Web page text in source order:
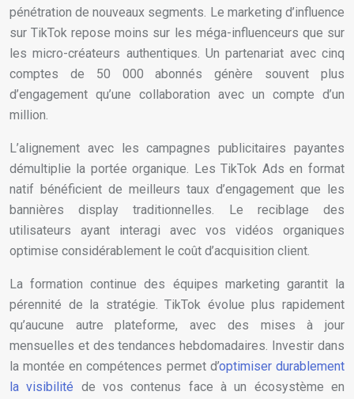
pénétration de nouveaux segments. Le marketing d’influence
sur TikTok repose moins sur les méga-influenceurs que sur
les micro-créateurs authentiques. Un partenariat avec cinq
comptes de 50 000 abonnés génère souvent plus
d’engagement qu’une collaboration avec un compte d’un
million.
L’alignement avec les campagnes publicitaires payantes
démultiplie la portée organique. Les TikTok Ads en format
natif bénéficient de meilleurs taux d’engagement que les
bannières display traditionnelles. Le reciblage des
utilisateurs ayant interagi avec vos vidéos organiques
optimise considérablement le coût d’acquisition client.
La formation continue des équipes marketing garantit la
pérennité de la stratégie. TikTok évolue plus rapidement
qu’aucune autre plateforme, avec des mises à jour
mensuelles et des tendances hebdomadaires. Investir dans
la montée en compétences permet d’optimiser durablement
la visibilité de vos contenus face à un écosystème en